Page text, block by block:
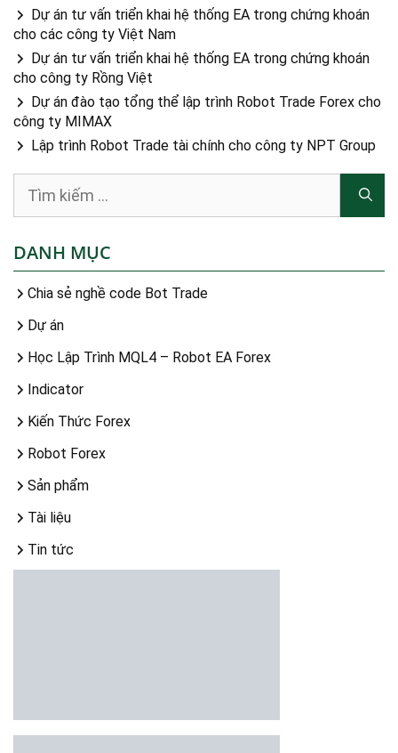
Dự án tư vấn triển khai hệ thống EA trong chứng khoán
cho các công ty Việt Nam
Dự án tư vấn triển khai hệ thống EA trong chứng khoán
cho công ty Rồng Việt
Dự án đào tạo tổng thể lập trình Robot Trade Forex cho
công ty MIMAX
Lập trình Robot Trade tài chính cho công ty NPT Group
DANH MỤC
Chia sẻ nghề code Bot Trade
Dự án
Học Lập Trình MQL4 – Robot EA Forex
Indicator
Kiến Thức Forex
Robot Forex
Sản phẩm
Tài liệu
Tin tức